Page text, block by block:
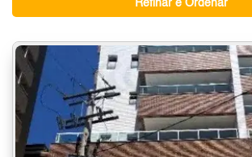
Refinar e Ordenar